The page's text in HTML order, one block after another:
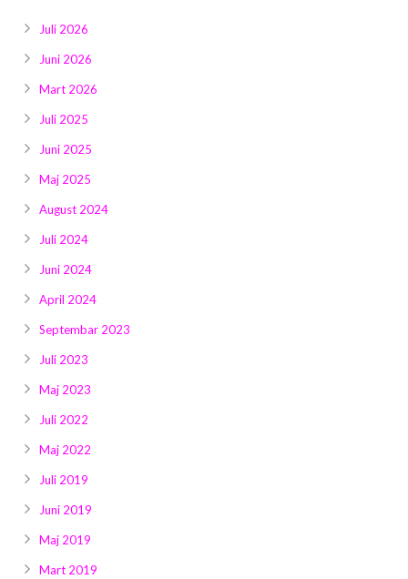
Galerija 2023
Galerija 2025
Juli 2026
Juni 2026
Mart 2026
Juli 2025
Juni 2025
Maj 2025
August 2024
Juli 2024
Juni 2024
April 2024
Septembar 2023
Juli 2023
Maj 2023
Juli 2022
Maj 2022
Juli 2019
Juni 2019
Maj 2019
Mart 2019